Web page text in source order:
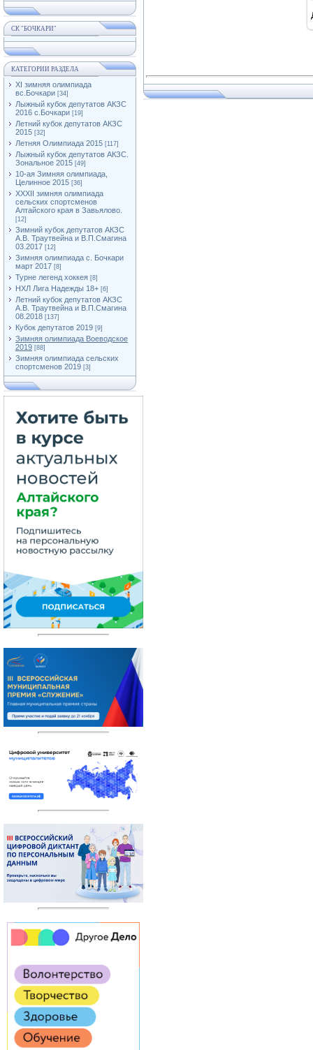
СК "БОЧКАРИ"
КАТЕГОРИИ РАЗДЕЛА
XI зимняя олимпиада
вс.Бочкари [34]
Лыжный кубок депутатов АКЗС
2016 с.Бочкари [19]
Летний кубок депутатов АКЗС
2015 [32]
Летняя Олимпиада 2015 [117]
Лыжный кубок депутатов АКЗС.
Зональное 2015 [49]
10-ая Зимняя олимпиада,
Целинное 2015 [36]
XXXII зимняя олимпиада
сельских спортсменов
Алтайского края в Завьялово.
[12]
Зимний кубок депутатов АКЗС
А.В. Траутвейна и В.П.Смагина
03.2017 [12]
Зимняя олимпиада с. Бочкари
март 2017 [8]
Турне легенд хоккея [8]
НХЛ Лига Надежды 18+ [6]
Летний кубок депутатов АКЗС
А.В. Траутвейна и В.П.Смагина
08.2018 [137]
Кубок депутатов 2019 [9]
Зимняя олимпиада Воеводское
2019 [88]
Зимняя олимпиада сельских
спортсменов 2019 [3]